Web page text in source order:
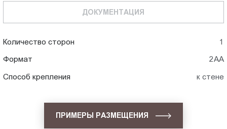
ДОКУМЕНТАЦИЯ
Количество сторон 1
Формат 2АА
Способ крепления к стене
ПРИМЕРЫ РАЗМЕЩЕНИЯ